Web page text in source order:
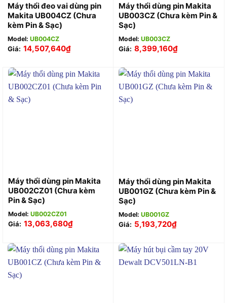
Máy thổi đeo vai dùng pin
Makita UB004CZ (Chưa
kèm Pin & Sạc)
Model: UB004CZ
Giá: 14,507,640₫
Máy thổi dùng pin Makita
UB003CZ (Chưa kèm Pin &
Sạc)
Model: UB003CZ
Giá: 8,399,160₫
Máy thổi dùng pin Makita
UB002CZ01 (Chưa kèm
Pin & Sạc)
Model: UB002CZ01
Giá: 13,063,680₫
Máy thổi dùng pin Makita
UB001GZ (Chưa kèm Pin &
Sạc)
Model: UB001GZ
Giá: 5,193,720₫